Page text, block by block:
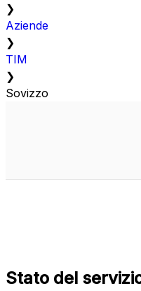
❯
Aziende
❯
TIM
❯
Sovizzo
Stato del